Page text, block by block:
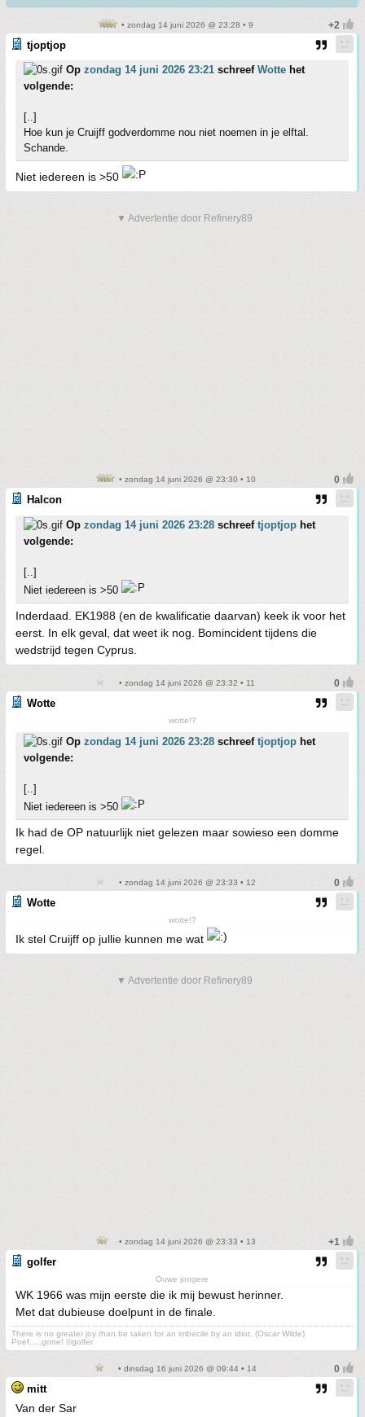
• zondag 14 juni 2026 @ 23:28 • 9
tjoptjop
Op zondag 14 juni 2026 23:21 schreef Wotte het
volgende:
[..]
Hoe kun je Cruijff godverdomme nou niet noemen in je elftal.
Schande.
Niet iedereen is >50
▼ Advertentie door Refinery89
• zondag 14 juni 2026 @ 23:30 • 10
Halcon
Op zondag 14 juni 2026 23:28 schreef tjoptjop het
volgende:
[..]
Niet iedereen is >50
Inderdaad. EK1988 (en de kwalificatie daarvan) keek ik voor het
eerst. In elk geval, dat weet ik nog. Bomincident tijdens die
wedstrijd tegen Cyprus.
• zondag 14 juni 2026 @ 23:32 • 11
Wotte
wotte!?
Op zondag 14 juni 2026 23:28 schreef tjoptjop het
volgende:
[..]
Niet iedereen is >50
Ik had de OP natuurlijk niet gelezen maar sowieso een domme
regel.
• zondag 14 juni 2026 @ 23:33 • 12
Wotte
wotte!?
Ik stel Cruijff op jullie kunnen me wat
▼ Advertentie door Refinery89
• zondag 14 juni 2026 @ 23:33 • 13
golfer
Ouwe jongere
WK 1966 was mijn eerste die ik mij bewust herinner.
Met dat dubieuse doelpunt in de finale.
There is no greater joy than be taken for an imbecile by an idiot. (Oscar Wilde)
Poef.....gone! ©golfer
• dinsdag 16 juni 2026 @ 09:44 • 14
mitt
Van der Sar